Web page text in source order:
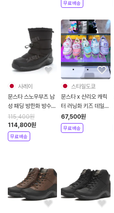
무료배송
사레이
문스타 스노우부츠 남
성 패딩 방한화 방수
부츠 SPLT FGM104
115,400원
114,800원
무료배송
스타일도쿄
문스타 x 산리오 캐릭
터 러닝화 키즈 데일리
아이용 운동화 SA
C7203ABC
67,500원
무료배송